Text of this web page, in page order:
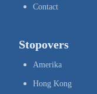
Contact
Stopovers
Amerika
Hong Kong